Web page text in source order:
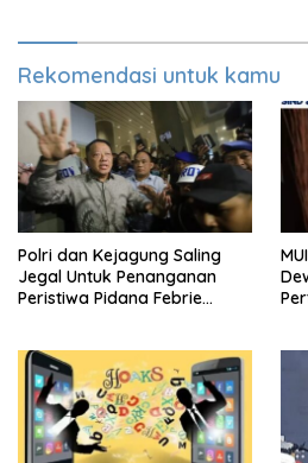
Rekomendasi untuk kamu
Polri dan Kejagung Saling
Jegal Untuk Penanganan
Peristiwa Pidana Febrie